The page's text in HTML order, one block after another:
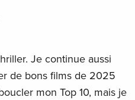
Je continue aussi
de bons films de 2025
mon Top 10, mais je